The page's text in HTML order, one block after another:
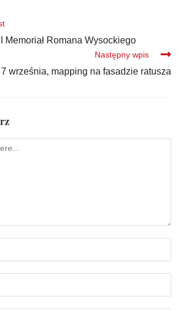
Memoriał Romana Wysockiego
Następny wpis
7 września, mapping na fasadzie ratusza